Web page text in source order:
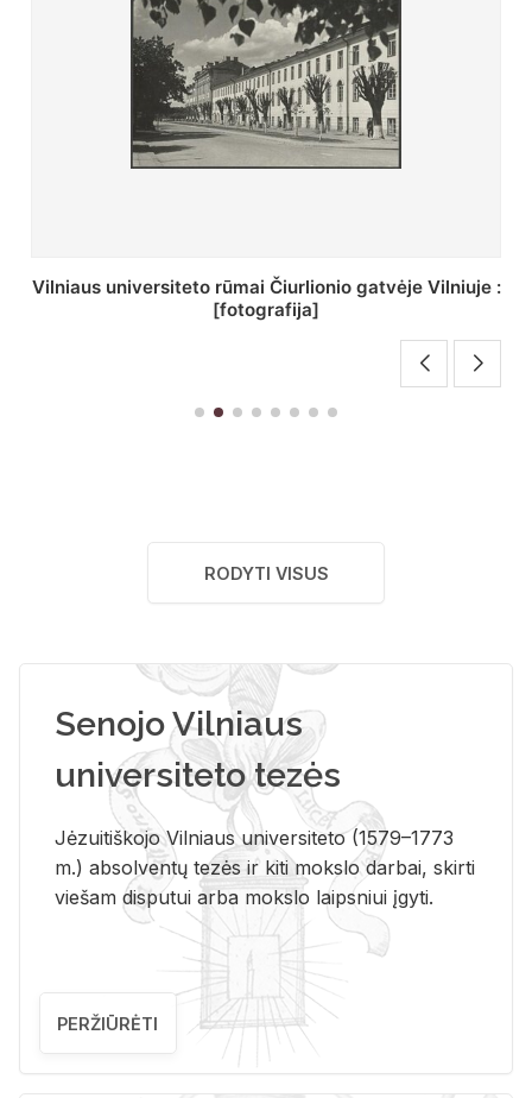
St. Batoro universiteto J. Pilsudskio kolegija :
[fotografija]
RODYTI VISUS
Senojo Vilniaus
universiteto tezės
Jėzuitiškojo Vilniaus universiteto (1579–1773
m.) absolventų tezės ir kiti mokslo darbai, skirti
viešam disputui arba mokslo laipsniui įgyti.
PERŽIŪRĖTI